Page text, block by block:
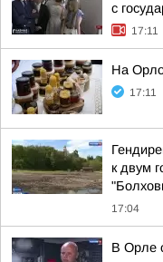
с
17:11
На
17:11
к двум
17:04
В Орле